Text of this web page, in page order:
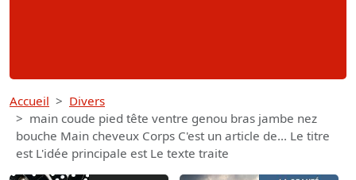
Accueil
Divers
main coude pied tête ventre genou bras jambe nez
bouche Main cheveux Corps C'est un article de... Le titre
est L'idée principale est Le texte traite